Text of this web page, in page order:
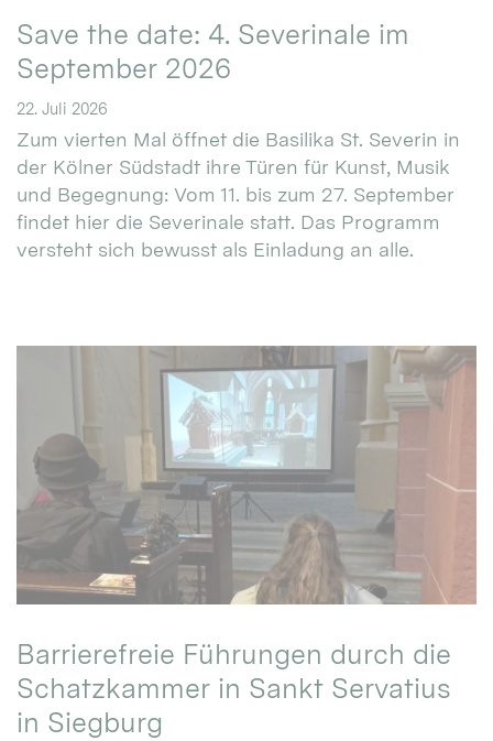
Save the date: 4. Severinale im
September 2026
22. Juli 2026
Zum vierten Mal öffnet die Basilika St. Severin in
der Kölner Südstadt ihre Türen für Kunst, Musik
und Begegnung: Vom 11. bis zum 27. September
findet hier die Severinale statt. Das Programm
versteht sich bewusst als Einladung an alle.
Barrierefreie Führungen durch die
Schatzkammer in Sankt Servatius
in Siegburg